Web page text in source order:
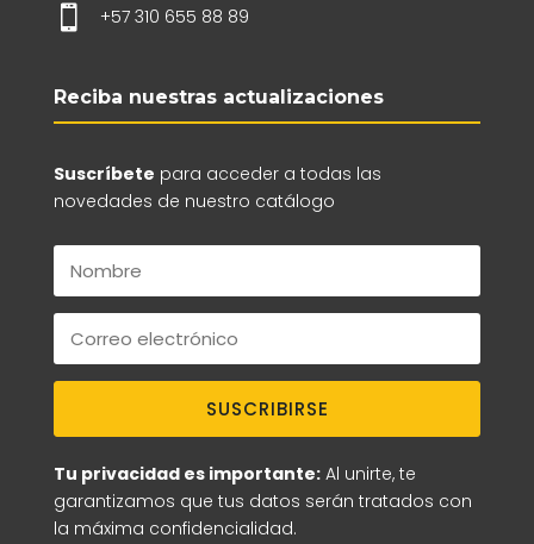
 +57 310 655 88 89
Reciba nuestras actualizaciones
Suscríbete para acceder a todas las
novedades de nuestro catálogo
SUSCRIBIRSE
Tu privacidad es importante:Al unirte, te
garantizamos que tus datos serán tratados con
la máxima confidencialidad.